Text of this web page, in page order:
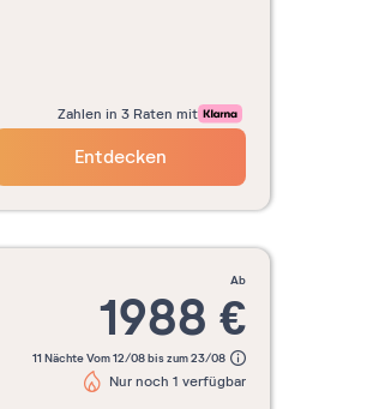
Zahlen in 3 Raten mit
Entdecken
ab
1988 €
11 Nächte Vom 12/08 bis zum 23/08
Nur noch 1 verfügbar